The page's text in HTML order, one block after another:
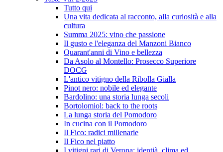
Tutto qui
Una vita dedicata al racconto, alla curiosità e alla
cultura
Summa 2025: vino che passione
Il gusto e l'eleganza del Manzoni Bianco
Quarant'anni di Vino e bellezza
Da Asolo al Montello: Prosecco Superiore
DOCG
L'antico vitigno della Ribolla Gialla
Pinot nero: nobile ed elegante
Bardolino: una storia lunga secoli
Bortolomiol: back to the roots
La lunga storia del Pomodoro
In cucina con il Pomodoro
Il Fico: radici millenarie
Il Fico nel piatto
I vitigni rari di Verona: identià, clima ed